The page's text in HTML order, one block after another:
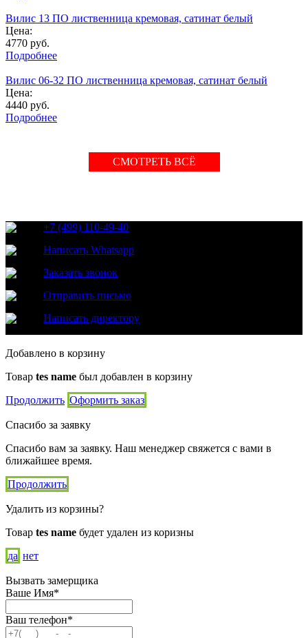
Вилис 13 ПО лиственница кремовая, сатинат белый
Цена:
4770 руб.
Подробнее
Вилис 06-32 ПО лиственница кремовая, сатинат белый
Цена:
4440 руб.
Подробнее
СМОТРЕТЬ ВСЁ
+7 (499) 110-49-40
Написать Whatsapp
Заказать звонок
Отправить письмо
Написать директору
Добавлено в корзину
Товар tes name был добавлен в корзину
Продолжить Оформить заказ
Спасибо за заявку
Спасибо вам за заявку. Наш менеджер свяжется с вами в
ближайшее время.
Продолжить
Удалить из корзины?
Товар tes name будет удален из коризны
да нет
Вызвать замерщика
Ваше Имя*
Ваш телефон*